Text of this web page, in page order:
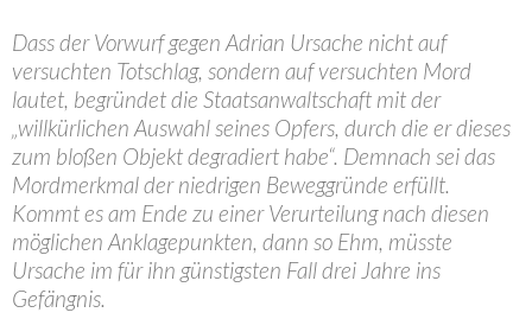
Dass der Vorwurf gegen Adrian Ursache nicht auf
versuchten Totschlag, sondern auf versuchten Mord
lautet, begründet die Staatsanwaltschaft mit der
„willkürlichen Auswahl seines Opfers, durch die er dieses
zum bloßen Objekt degradiert habe“. Demnach sei das
Mordmerkmal der niedrigen Beweggründe erfüllt.
Kommt es am Ende zu einer Verurteilung nach diesen
möglichen Anklagepunkten, dann so Ehm, müsste
Ursache im für ihn günstigsten Fall drei Jahre ins
Gefängnis.